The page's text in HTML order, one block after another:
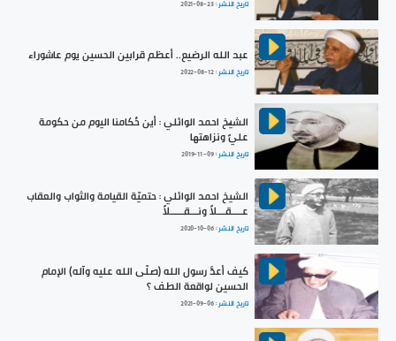
تاريخ النشر :2021-08-23
عبد الله الرضيع.. أعظم قرابين الحسين يوم عاشوراء
تاريخ النشر :2022-08-12
الشيخ احمد الوائلي : أين حُكامنا اليوم من حكومة
عليٍّ ونزاهتها
تاريخ النشر :2019-11-09
الشيخ احمد الوائلي : حتميّة القيامة والثواب والعقاب
عــــقـــلاً ونـــقـــــلاً
تاريخ النشر :2020-10-06
كيف أعدَّ رسول الله (صلّى الله عليه وآله) الإمام
الحسين لواقعة الطف ؟
تاريخ النشر :2021-09-06